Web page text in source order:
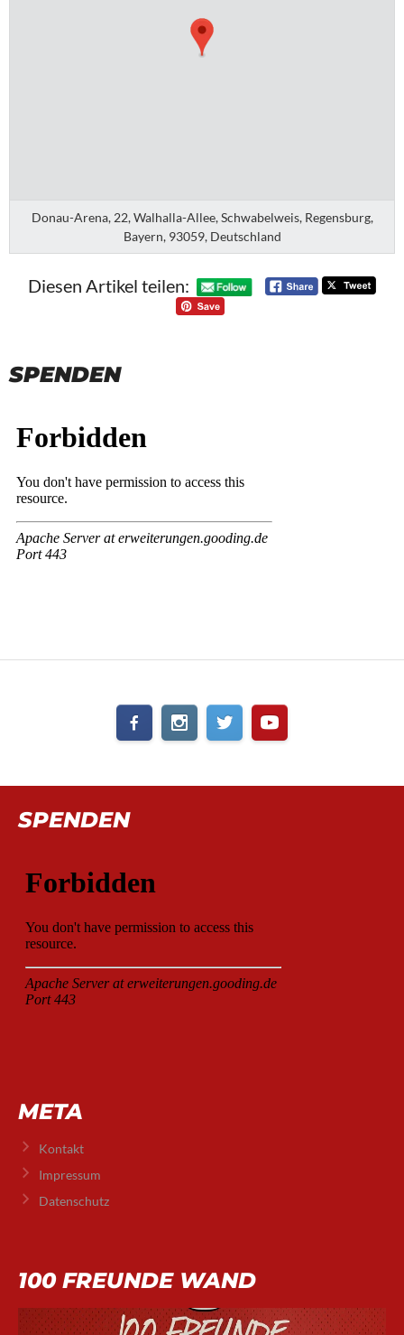
Donau-Arena, 22, Walhalla-Allee, Schwabelweis, Regensburg,
Bayern, 93059, Deutschland
Diesen Artikel teilen:
SPENDEN
SPENDEN
META
Kontakt
Impressum
Datenschutz
100 FREUNDE WAND